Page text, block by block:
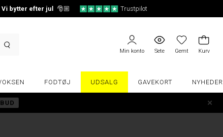
Vi bytter efter jul 🎅🏼 Trustpilot
Min konto Sete Gemt Kurv
FODTØJ UDSALG GAVEKORT NYHEDER